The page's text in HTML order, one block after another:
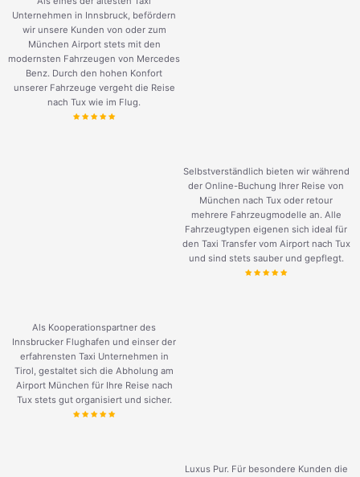
Unternehmen in Innsbruck, befördern
wir unsere Kunden von oder zum
München Airport stets mit den
modernsten Fahrzeugen von Mercedes
Benz. Durch den hohen Konfort
unserer Fahrzeuge vergeht die Reise
nach Tux wie im Flug.
Selbstverständlich bieten wir während
der Online-Buchung Ihrer Reise von
München nach Tux oder retour
mehrere Fahrzeugmodelle an. Alle
Fahrzeugtypen eigenen sich ideal für
den Taxi Transfer vom Airport nach Tux
und sind stets sauber und gepflegt.
Als Kooperationspartner des
Innsbrucker Flughafen und einser der
erfahrensten Taxi Unternehmen in
Tirol, gestaltet sich die Abholung am
Airport München für Ihre Reise nach
Tux stets gut organisiert und sicher.
Luxus Pur. Für besondere Kunden die